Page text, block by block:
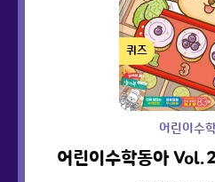
퀴즈
어린이수
어린이수학동아